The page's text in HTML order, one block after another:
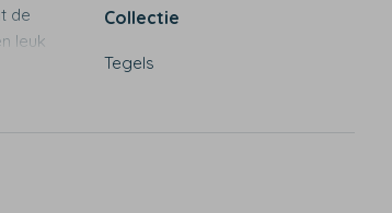
de
leuk
Collectie
Tegels